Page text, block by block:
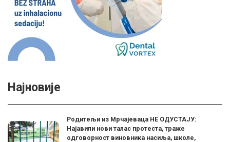
Најновије
Родитељи из Мрчајеваца НЕ ОДУСТАЈУ:
Најавили нови талас протеста, траже
одговорност виновника насиља, школе,